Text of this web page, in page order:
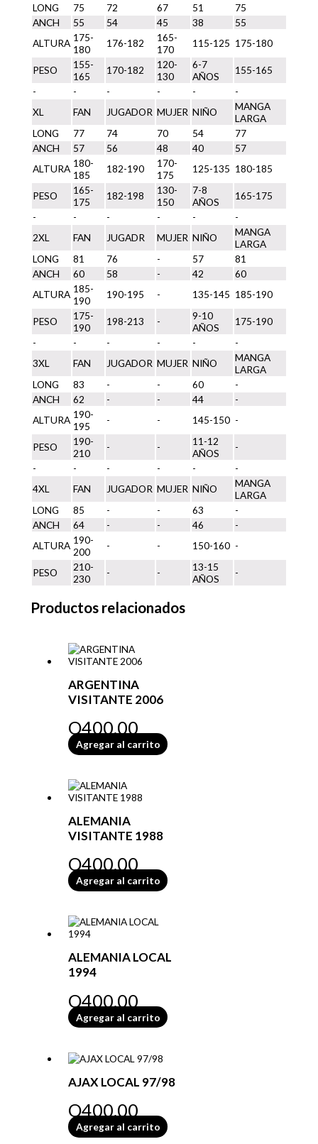
LONG
75 72 67 51
75
ANCH
55 54 45 38
55
ALTURA 175-
180
176-182
165-
170
115-125 175-180
PESO
155-
165
170-182
120-
130
6-7
AÑOS
155-165
-
- - - -
-
XL
FAN JUGADOR MUJER NIÑO
MANGA
LARGA
LONG
77 74 70 54
77
ANCH
57 56 48 40
57
ALTURA 180-
185
182-190
170-
175
125-135 180-185
PESO
165-
175
182-198
130-
150
7-8
AÑOS
165-175
-
- - - -
-
2XL
FAN JUGADR MUJER NIÑO
MANGA
LARGA
LONG
81 76 - 57
81
ANCH
60 58 - 42
60
ALTURA 185-
190
190-195 - 135-145 185-190
PESO
175-
190
198-213 -
9-10
AÑOS
175-190
-
- - - -
-
3XL
FAN JUGADOR MUJER NIÑO
MANGA
LARGA
LONG
83 - - 60
-
ANCH
62 - - 44
-
ALTURA 190-
195
- - 145-150 -
PESO
190-
210
- -
11-12
AÑOS
-
-
- - - -
-
4XL
FAN JUGADOR MUJER NIÑO
MANGA
LARGA
LONG
85 - - 63
-
ANCH
64 - - 46
-
ALTURA 190-
200
- - 150-160 -
PESO
210-
230
- -
13-15
AÑOS
-
Productos relacionados
ARGENTINA
VISITANTE 2006
Q400.00
Agregar al carrito
ALEMANIA
VISITANTE 1988
Q400.00
Agregar al carrito
ALEMANIA LOCAL
1994
Q400.00
Agregar al carrito
AJAX LOCAL 97/98
Q400.00
Agregar al carrito